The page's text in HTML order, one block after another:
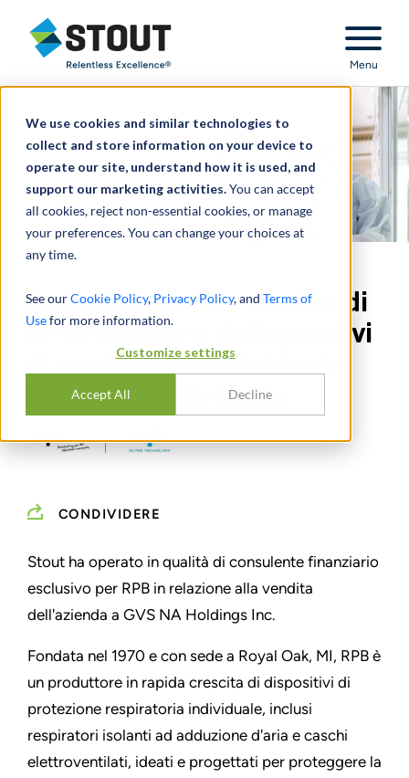
We use cookies and similar technologies to
collect and store information on your device to
operate our site, understand how it is used, and
support our marketing activities.You can accept
all cookies, reject non-essential cookies, or manage
your preferences. You can change your choices at
any time.
See ourCookie Policy, Privacy Policy, and Terms of
Usefor more information.
Customize settings
Accept All Decline
Stout Relentless Excellence
Menu
Consulenza sulla vendita di
un produttore di dispositivi
di protezione individuale
delle vie respiratorie
CONDIVIDERE
Stout ha operato in qualità di consulente finanziario
esclusivo per RPB in relazione alla vendita
dell'azienda a GVS NA Holdings Inc.
Fondata nel 1970 e con sede a Royal Oak, MI, RPB è
un produttore in rapida crescita di dispositivi di
protezione respiratoria individuale, inclusi
respiratori isolanti ad adduzione d'aria e caschi
elettroventilati, ideati e progettati per proteggere la